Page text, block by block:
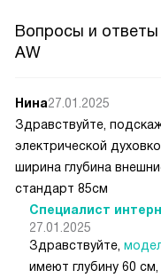
Вопросы и ответы
AW
Нина27.01.2025
Здравствуйте,
электрической
ширина глубина
стандарт 85см
Специалист
27.01.2025
Здравствуйте,
имеют глубину 60